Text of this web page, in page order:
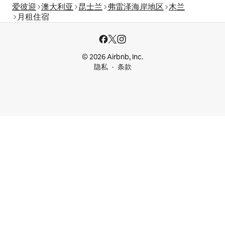
爱彼迎 澳大利亚 昆士兰 弗雷泽海岸地区 木兰
月租住宿
© 2026 Airbnb, Inc.
隐私
条款